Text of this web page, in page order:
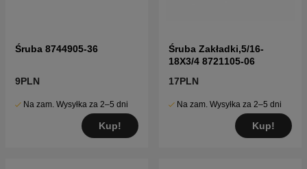
Śruba 8744905-36
9PLN
Na zam. Wysyłka za 2–5 dni
Kup!
Śruba Zakładki,5/16-
18X3/4 8721105-06
17PLN
Na zam. Wysyłka za 2–5 dni
Kup!